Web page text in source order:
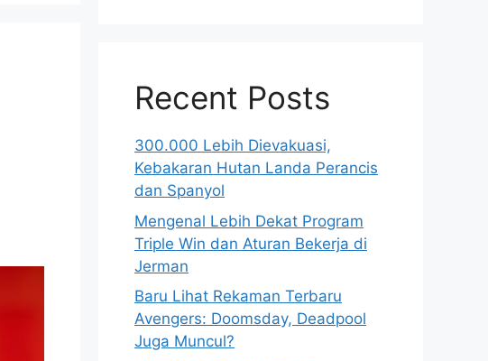
Recent Posts
300.000 Lebih Dievakuasi,
Kebakaran Hutan Landa Perancis
dan Spanyol
Mengenal Lebih Dekat Program
Triple Win dan Aturan Bekerja di
Jerman
Baru Lihat Rekaman Terbaru
Avengers: Doomsday, Deadpool
Juga Muncul?